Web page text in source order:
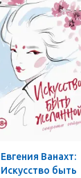
Евгения Ванахт:
Искусство быть